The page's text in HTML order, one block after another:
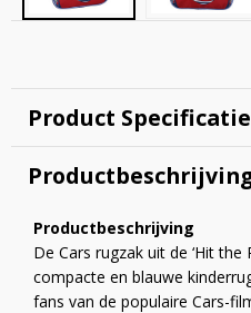
Product Specificatie
Productbeschrijving
De Cars rugzak uit de ‘Hit the
compacte en blauwe
fans van de populaire Cars-